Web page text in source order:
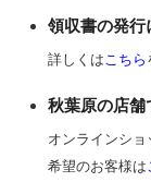
ヘッドホン・イヤ
ポータブルオーデ
領収書の発行
詳しくはこちら
秋葉原の店舗
オンラインシ
希望のお客様は